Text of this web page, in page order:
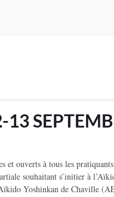
13
ouverts à tous les
souhaitant s’initier à
Yoshinkan de Chaville